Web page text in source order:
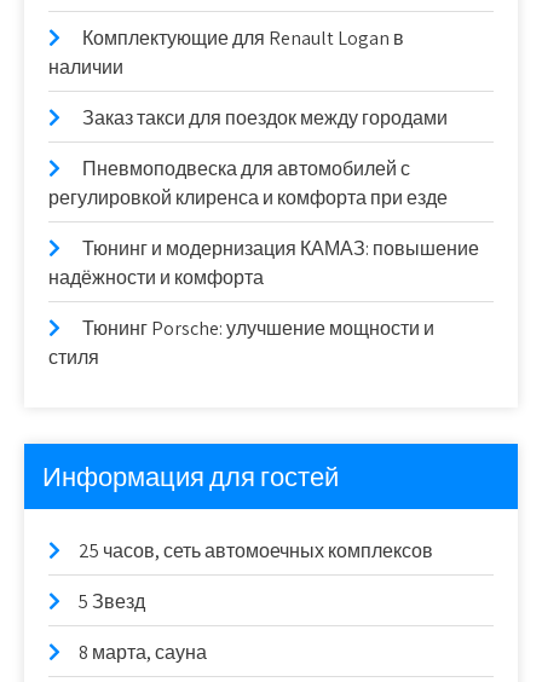
Комплектующие для Renault Logan в
наличии
Заказ такси для поездок между городами
Пневмоподвеска для автомобилей с
регулировкой клиренса и комфорта при езде
Тюнинг и модернизация КАМАЗ: повышение
надёжности и комфорта
Тюнинг Porsche: улучшение мощности и
стиля
Информация для гостей
25 часов, сеть автомоечных комплексов
5 Звезд
8 марта, сауна